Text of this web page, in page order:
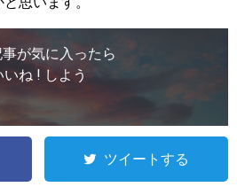
が気に入ったら
いね ! しよう
ツイートする